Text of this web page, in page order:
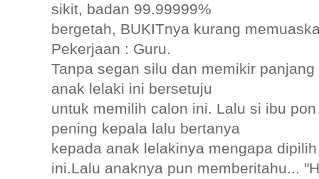
sikit, badan 99.99999%
bergetah, BUKITnya kurang
Pekerjaan : Guru.
Tanpa segan silu dan memikir panjang
anak lelaki ini bersetuju
untuk memilih calon ini. Lalu si ibu pon
pening kepala lalu bertanya
kepada anak lelakinya mengapa
ini.Lalu anaknya pun memberitahu...